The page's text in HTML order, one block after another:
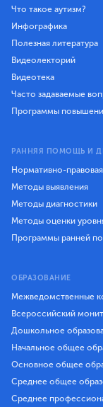
Что такое аутизм?
Инфографика
Полезная литература
Видеолекторий
Видеотека
Часто задаваемые
Программы
РАННЯЯ ПОМОЩЬ И
Нормативно-правовая
Методы выявления
Методы диагностики
Методы оценки
Программы ранней
ОБРАЗОВАНИЕ
Межведомственные
Всероссийский
Дошкольное
Начальное общее
Основное общее
Среднее общее
Среднее